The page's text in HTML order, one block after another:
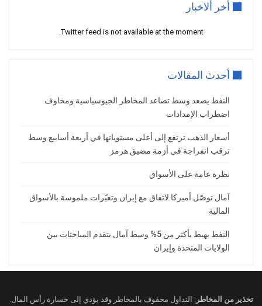
الشحن عبر مضيق هرمز، أحد أهم الممرات
الحيوية لصادرات النفط العالمية.
التصعيد العسكري بين الولايات المتحدة وإيران
احتواء الأزمة، الأمر الذي يدعم الاتجاه
الصعودي لأسعار الخام.
وأضاف أن استمرار تعطل الملاحة في مضيق
هرمز يشكل ضغطاً مباشراً على الإمدادات
العالمية، ما يبقي علاوة المخاطر الجيوسياسية
مرتفعة في أسواق الطاقة.
انخفاض المخزونات الأمريكية يعزز المكاسب
وحظيت الأسعار بدعم إضافي بعد تحذيرات
وكالة الطاقة الدولية من احتمال تراجع
معدلات السحب الحالية.
أخر ألاخبار
Twitter feed is not available at the moment.
أحدث المقالات
النفط يصعد وسط تصاعد المخاطر الجيوسياسية ومخاوف
اضطراب الإمدادات
أسعار الذهب ترتفع إلى أعلى مستوياتها في أربعة أسابيع وسط
ترقب انفراجة في أزمة مضيق هرمز
نظرة عامة على الأسواق
آمال توصّل أميركا لاتفاق مع إيران وتغيّرات ملموسة بالأسواق
المالية
النفط يهبط بأكثر من 5% وسط آمال بتقدم المباحثات بين
الولايات المتحدة وإيران
تحذير من المخاطر : التداول محفوف بالمخاطر وقد يؤدي إلى خسارة رأس المال.